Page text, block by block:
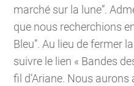
marché sur la lune”.
que nous recherchions
Bleu”. Au lieu de fermer
suivre le lien « Bandes
fil d’Ariane. Nous aurons